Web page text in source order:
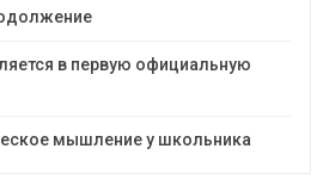
в первую официальную
мышление у школьника